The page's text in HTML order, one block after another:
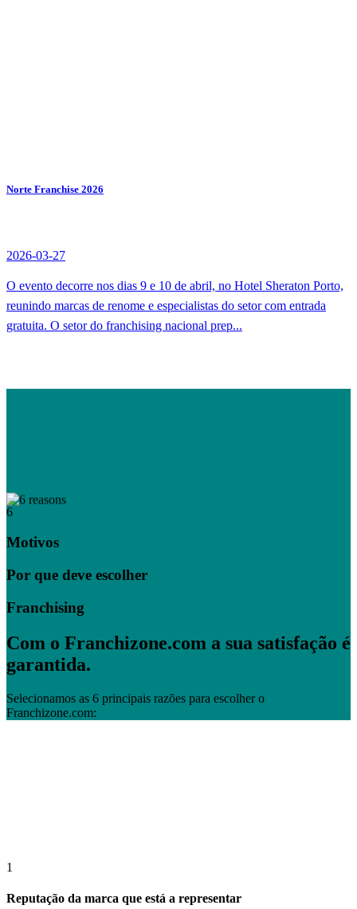
Norte Franchise 2026
2026-03-27
O evento decorre nos dias 9 e 10 de abril, no Hotel Sheraton Porto,
reunindo marcas de renome e especialistas do setor com entrada
gratuita. O setor do franchising nacional prep...
6
Motivos
Por que deve escolher
Franchising
Com o Franchizone.com a sua satisfação é
garantida.
Selecionamos as 6 principais razões para escolher o
Franchizone.com:
1
Reputação da marca que está a representar